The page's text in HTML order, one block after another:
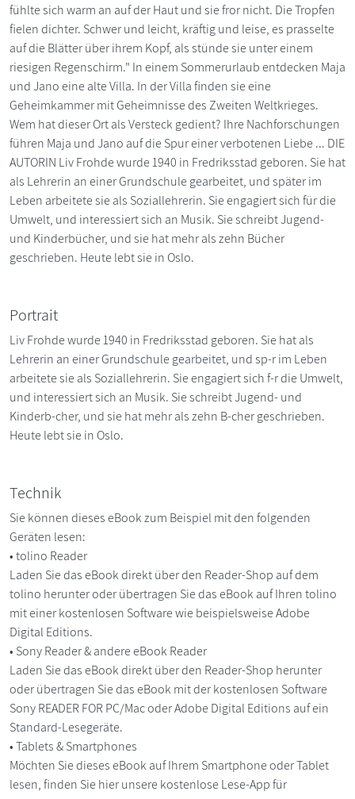
fühlte sich warm an auf der Haut und sie fror nicht. Die Tropfen
fielen dichter. Schwer und leicht, kräftig und leise, es prasselte
auf die Blätter über ihrem Kopf, als stünde sie unter einem
riesigen Regenschirm." In einem Sommerurlaub entdecken Maja
und Jano eine alte Villa. In der Villa finden sie eine
Geheimkammer mit Geheimnisse des Zweiten Weltkrieges.
Wem hat dieser Ort als Versteck gedient? Ihre Nachforschungen
führen Maja und Jano auf die Spur einer verbotenen Liebe ... DIE
AUTORIN Liv Frohde wurde 1940 in Fredriksstad geboren. Sie hat
als Lehrerin an einer Grundschule gearbeitet, und später im
Leben arbeitete sie als Soziallehrerin. Sie engagiert sich für die
Umwelt, und interessiert sich an Musik. Sie schreibt Jugend-
und Kinderbücher, und sie hat mehr als zehn Bücher
geschrieben. Heute lebt sie in Oslo.
Portrait
Liv Frohde wurde 1940 in Fredriksstad geboren. Sie hat als
Lehrerin an einer Grundschule gearbeitet, und sp-r im Leben
arbeitete sie als Soziallehrerin. Sie engagiert sich f-r die Umwelt,
und interessiert sich an Musik. Sie schreibt Jugend- und
Kinderb-cher, und sie hat mehr als zehn B-cher geschrieben.
Heute lebt sie in Oslo.
Technik
Sie können dieses eBook zum Beispiel mit den folgenden
Geräten lesen:
• tolino Reader
Laden Sie das eBook direkt über den Reader-Shop auf dem
tolino herunter oder übertragen Sie das eBook auf Ihren tolino
mit einer kostenlosen Software wie beispielsweise Adobe
Digital Editions.
• Sony Reader & andere eBook Reader
Laden Sie das eBook direkt über den Reader-Shop herunter
oder übertragen Sie das eBook mit der kostenlosen Software
Sony READER FOR PC/Mac oder Adobe Digital Editions auf ein
Standard-Lesegeräte.
• Tablets & Smartphones
Möchten Sie dieses eBook auf Ihrem Smartphone oder Tablet
lesen, finden Sie hier unsere kostenlose Lese-App für